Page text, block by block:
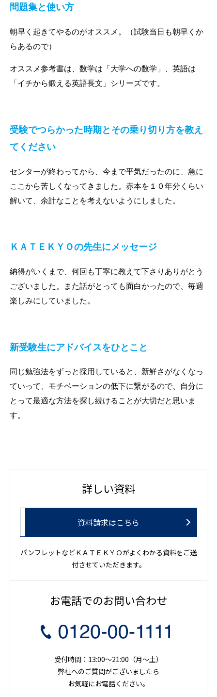
問題集と使い方
朝早く起きてやるのがオススメ。（試験当日も朝早くか
らあるので）
オススメ参考書は、数学は「大学への数学」、英語は
「イチから鍛える英語長文」シリーズです。
受験でつらかった時期とその乗り切り方を教え
てください
センターが終わってから、今まで平気だったのに、急に
ここから苦しくなってきました。赤本を１０年分くらい
解いて、余計なことを考えないようにしました。
ＫＡＴＥＫＹＯの先生にメッセージ
納得がいくまで、何回も丁寧に教えて下さりありがとう
ございました。また話がとっても面白かったので、毎週
楽しみにしていました。
新受験生にアドバイスをひとこと
同じ勉強法をずっと採用していると、新鮮さがなくなっ
ていって、モチベーションの低下に繋がるので、自分に
とって最適な方法を探し続けることが大切だと思いま
す。
詳しい資料
資料請求はこちら
パンフレットなどＫＡＴＥＫＹＯがよくわかる資料をご送
付させていただきます。
お電話でのお問い合わせ
受付時間：13:00～21:00（月〜土）
弊社へのご質問がございましたら
お気軽にお電話ください。